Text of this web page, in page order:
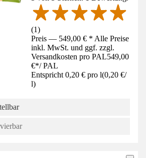
(1)
Preis — 549,00 € * Alle Preise
inkl. MwSt. und ggf. zzgl.
Versandkosten pro PAL549,00
€*/ PAL
Entspricht 0,20 € pro l(0,20 €/
l)